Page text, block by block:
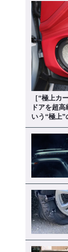
［“極上カ
ドアを超
いう“極上”